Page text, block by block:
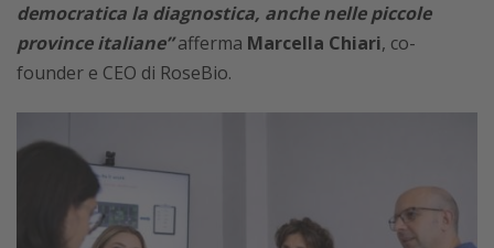
democratica la diagnostica, anche nelle piccole
province italiane”afferma Marcella Chiari, co-
founder e CEO di RoseBio.